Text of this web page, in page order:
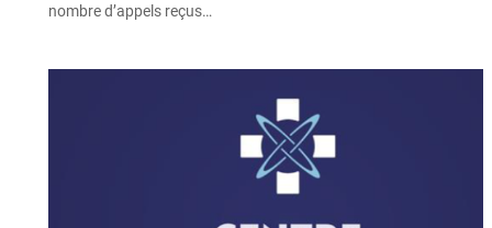
nombre d’appels reçus…